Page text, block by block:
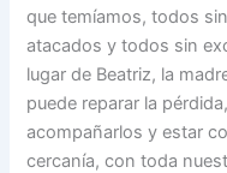
que temíamos, todos
atacados y todos sin
lugar de Beatriz, la
puede reparar la
acompañarlos y estar
cercanía, con toda